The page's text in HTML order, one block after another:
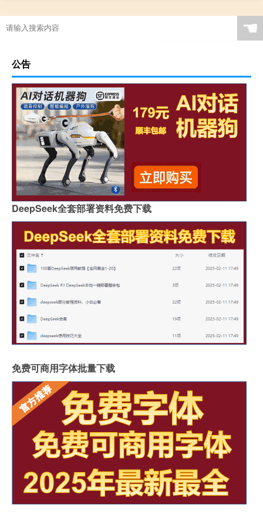
☚
公告
DeepSeek全套部署资料免费下载
免费可商用字体批量下载